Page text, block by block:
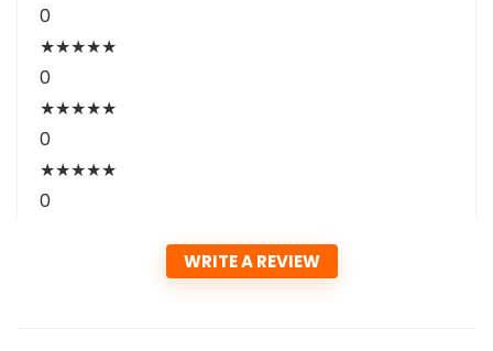
0
★★★★★
0
★★★★★
0
★★★★★
0
WRITE A REVIEW